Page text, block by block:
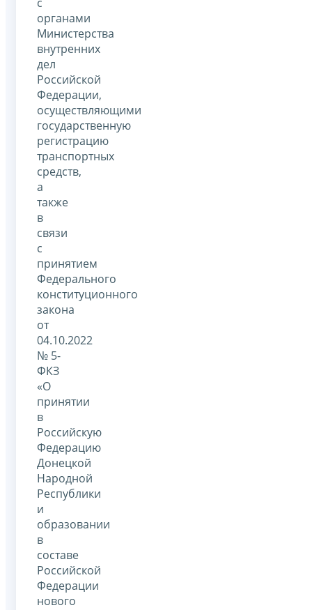
органами
Министерства
внутренних
дел
Российской
Федерации,
осуществляющими
государственную
регистрацию
транспортных
средств,
а
также
в
связи
с
принятием
Федерального
конституционного
закона
от
04.10.2022
№ 5-
ФКЗ
«О
принятии
в
Российскую
Федерацию
Донецкой
Народной
Республики
и
образовании
в
составе
Российской
Федерации
нового